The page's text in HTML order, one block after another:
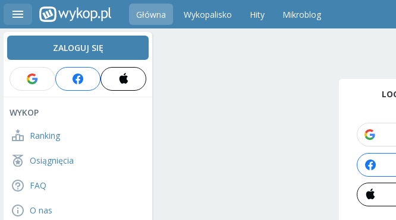
Główna Wykopalisko Hity Mikroblog
ZALOGUJ SIĘ
WYKOP
Ranking
Osiągnięcia
FAQ
O nas